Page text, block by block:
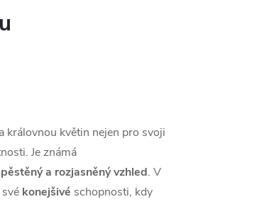
královnou květin nejen pro svoji
Je známá
pěstěný a rozjasněný vzhled. V
konejšivé schopnosti, kdy